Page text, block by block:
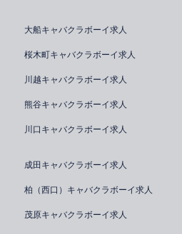
大船キャバクラボーイ求人
桜木町キャバクラボーイ求人
川越キャバクラボーイ求人
熊谷キャバクラボーイ求人
川口キャバクラボーイ求人
成田キャバクラボーイ求人
柏（西口）キャバクラボーイ求人
茂原キャバクラボーイ求人